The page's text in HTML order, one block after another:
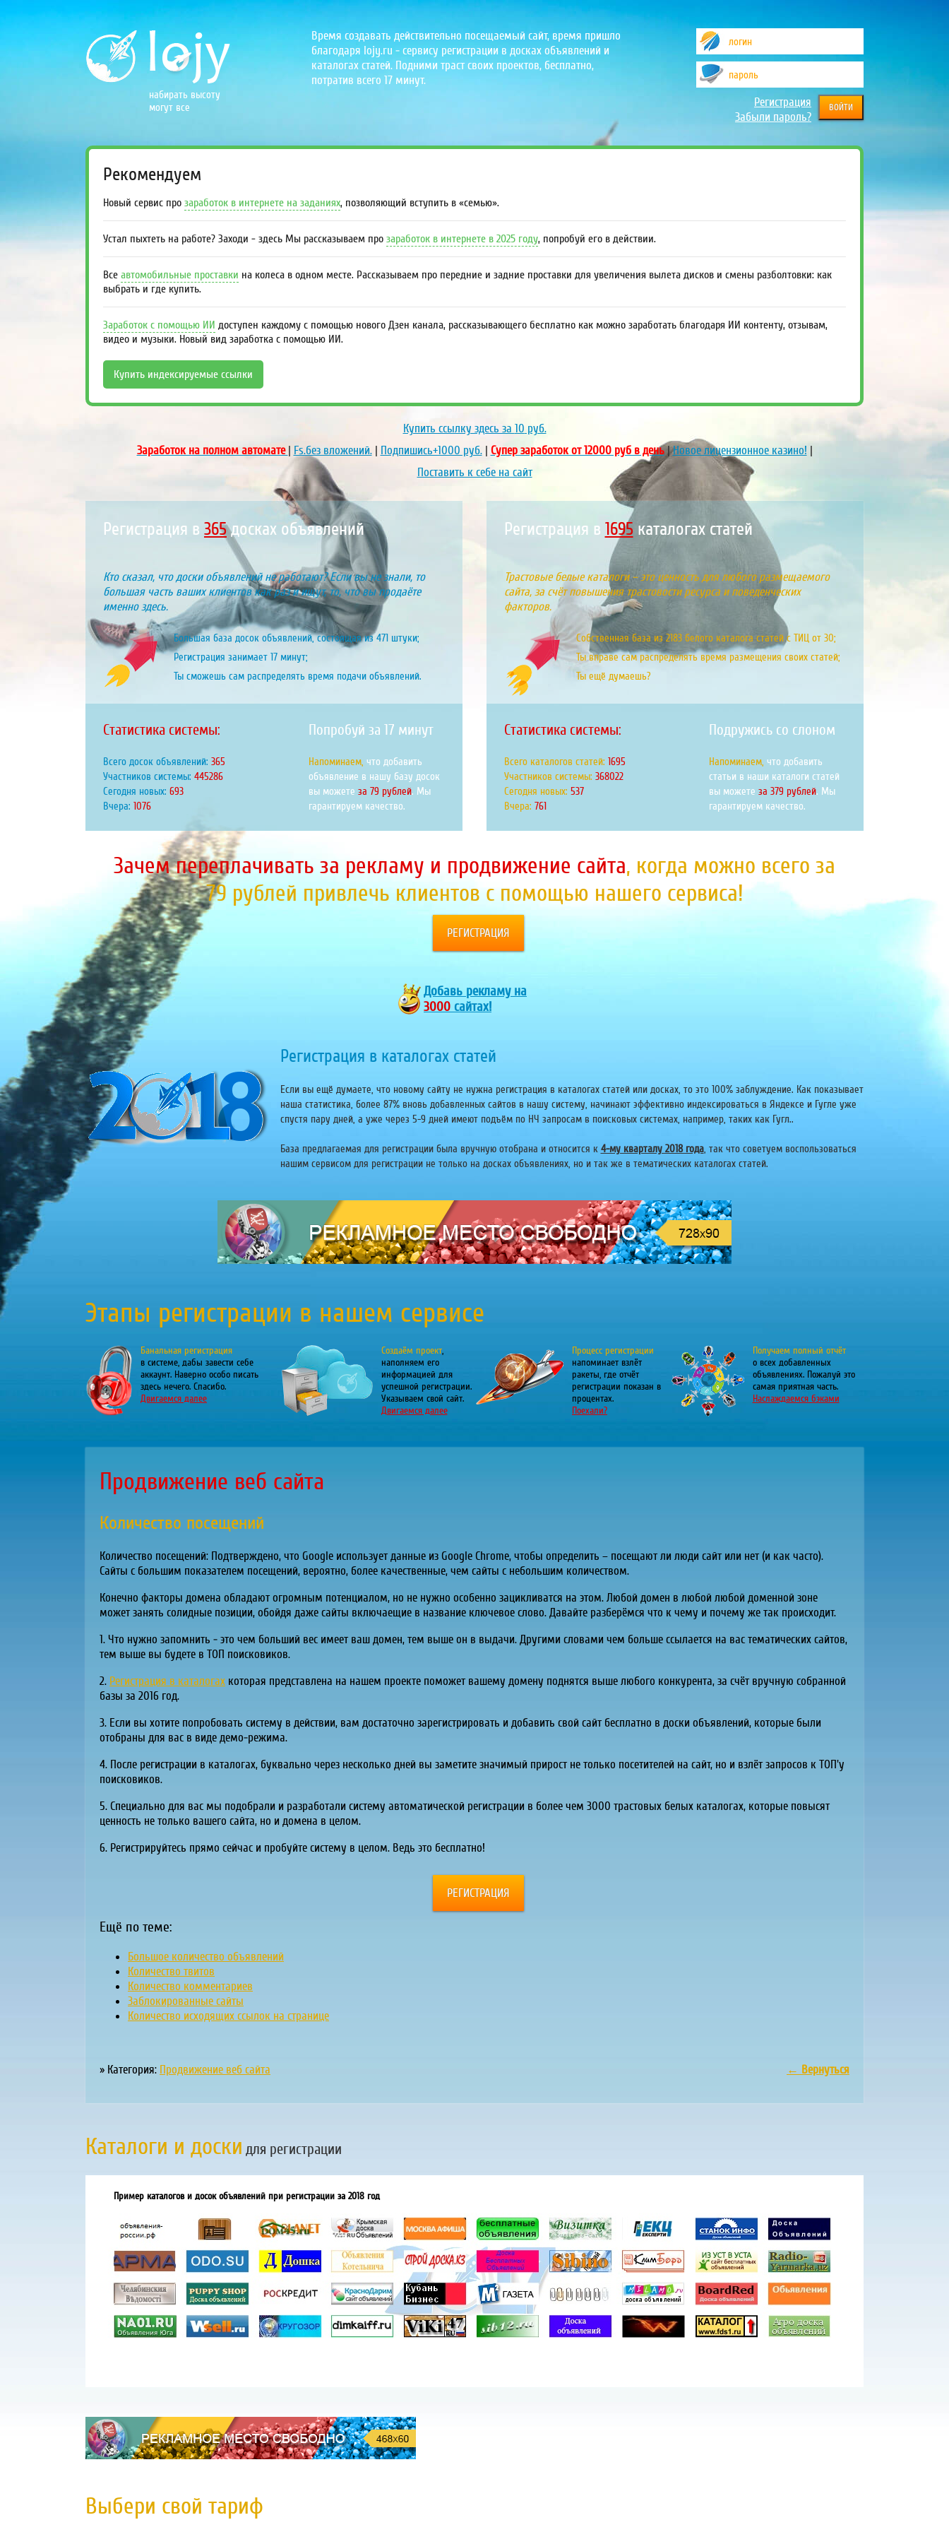
набирать высоту
могут все
Время создавать действительно посещаемый сайт, время пришло
благодаря lojy.ru - сервису регистрации в досках объявлений и
каталогах статей. Подними траст своих проектов, бесплатно,
потратив всего 17 минут.
Регистрация
Забыли пароль?
Рекомендуем
Новый сервис про заработок в интернете на заданиях, позволяющий вступить в «семью».
Устал пыхтеть на работе? Заходи - здесь Мы рассказываем про заработок в интернете в 2025 году, попробуй его в действии.
Все автомобильные проставки на колеса в одном месте. Рассказываем про передние и задние проставки для увеличения вылета дисков и смены разболтовки: как
выбрать и где купить.
Заработок с помощью ИИ доступен каждому с помощью нового Дзен канала, рассказывающего бесплатно как можно заработать благодаря ИИ контенту, отзывам,
видео и музыки. Новый вид заработка с помощью ИИ.
Купить индексируемые ссылки
Купить ссылку здесь за 10 руб.
Заработок на полном автомате| Fs.без вложений.| Подпишись+1000 руб.| Супер заработок от 12000 руб в день|Новое лицензионное казино! |
Поставить к себе на сайт
Регистрация в 431досках объявлений
Кто сказал, что доски объявлений не работают? Если вы не знали, то
большая часть ваших клиентов как раз и ищут, то, что вы продаёте
именно здесь.
Большая база досок объявлений, состоящая из 471 штуки;
Регистрация занимает 17 минут;
Ты сможешь сам распределять время подачи объявлений.
Статистика системы:
Всего досок объявлений: 431
Участников системы: 525495
Сегодня новых: 818
Вчера: 1270
Попробуй за 17 минут
Напоминаем, что добавить
объявление в нашу базу досок
вы можете за 79 рублей. Мы
гарантируем качество.
Регистрация в 2000каталогах статей
Трастовые белые каталоги – это ценность для любого размещаемого
сайта, за счёт повышения трастовости ресурса и поведенческих
факторов.
Собственная база из 2183 белого каталога статей с ТИЦ от 30;
Ты вправе сам распределять время размещения своих статей;
Ты ещё думаешь?
Статистика системы:
Всего каталогов статей: 2000
Участников системы: 434314
Сегодня новых: 634
Вчера: 899
Подружись со слоном
Напоминаем, что добавить
статьи в наши каталоги статей
вы можетеза 379 рублей. Мы
гарантируем качество.
Зачем переплачивать за рекламу и продвижение сайта, когда можно всего за
79 рублей привлечь клиентов с помощью нашего сервиса!
РЕГИСТРАЦИЯ
Добавь рекламу на
3000 сайтах!
Регистрация в каталогах статей
Если вы ещё думаете, что новому сайту не нужна регистрация в каталогах статей или досках, то это 100% заблуждение. Как показывает
наша статистика, более 87% вновь добавленных сайтов в нашу систему, начинают эффективно индексироваться в Яндексе и Гугле уже
спустя пару дней, а уже через 5-9 дней имеют подъём по НЧ запросам в поисковых системах, например, таких как Гугл..
База предлагаемая для регистрации была вручную отобрана и относится к 4-му кварталу 2018 года, так что советуем воспользоваться
нашим сервисом для регистрации не только на досках объявлениях, но и так же в тематических каталогах статей.
Этапы регистрации в нашем сервисе
Банальная регистрация
в системе, дабы завести себе
аккаунт. Наверно особо писать
здесь нечего. Спасибо.
Двигаемся далее
Создаём проект,
наполняем его
информацией для
успешной регистрации.
Указываем свой сайт.
Двигаемся далее
Процесс регистрации
напоминает взлёт
ракеты, где отчёт
регистрации показан в
процентах.
Поехали?
Получаем полный отчёт
о всех добавленных
объявлениях. Пожалуй это
самая приятная часть.
Наслаждаемся бэками
Продвижение веб сайта
Количество посещений
Количество посещений: Подтверждено, что Google использует данные из Google Chrome, чтобы определить – посещают ли люди сайт или нет (и как часто).
Сайты с большим показателем посещений, вероятно, более качественные, чем сайты с небольшим количеством.
Конечно факторы домена обладают огромным потенциалом, но не нужно особенно зацикливатся на этом. Любой домен в любой любой доменной зоне
может занять солидные позиции, обойдя даже сайты включаещие в название ключевое слово. Давайте разберёмся что к чему и почему же так происходит.
1. Что нужно запомнить - это чем больший вес имеет ваш домен, тем выше он в выдачи. Другими словами чем больше ссылается на вас тематических сайтов,
тем выше вы будете в ТОП поисковиков.
2. Регистрация в каталогах которая представлена на нашем проекте поможет вашему домену поднятся выше любого конкурента, за счёт вручную собранной
базы за 2016 год.
3. Если вы хотите попробовать систему в действии, вам достаточно зарегистрировать и добавить свой сайт бесплатно в доски объявлений, которые были
отобраны для вас в виде демо-режима.
4. После регистрации в каталогах, буквально через несколько дней вы заметите значимый прирост не только посетителей на сайт, но и взлёт запросов к ТОП'у
поисковиков.
5. Специально для вас мы подобрали и разработали систему автоматической регистрации в более чем 3000 трастовых белых каталогах, которые повысят
ценность не только вашего сайта, но и домена в целом.
6. Регистрируйтесь прямо сейчас и пробуйте систему в целом. Ведь это бесплатно!
РЕГИСТРАЦИЯ
Ещё по теме:
Большое количество объявлений
Количество твитов
Количество комментариев
Заблокированные сайты
Количество исходящих ссылок на странице
» Категория: Продвижение веб сайта ← Вернуться
Каталоги и доски для регистрации
Пример каталогов и досок объявлений при регистрации за 2018 год
Выбери свой тариф